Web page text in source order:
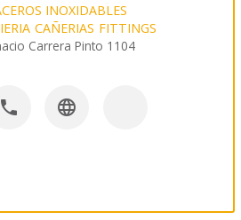
INOXIDABLES
CAÑERIAS FITTINGS
Carrera Pinto 1104
 